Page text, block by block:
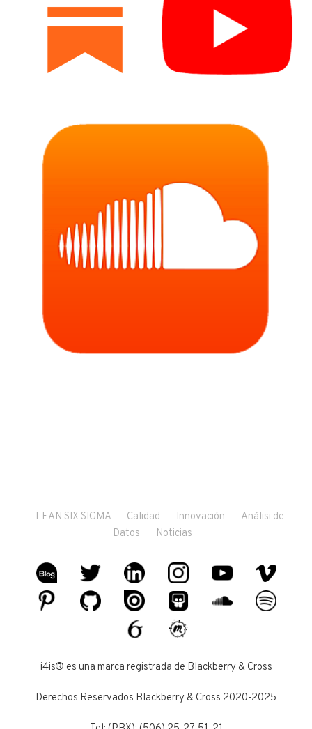
LEAN SIX SIGMA Calidad Innovación
Análisi de
Datos
Noticias
i4is® es una marca registrada de Blackberry & Cross
Derechos Reservados Blackberry & Cross 2020-2025